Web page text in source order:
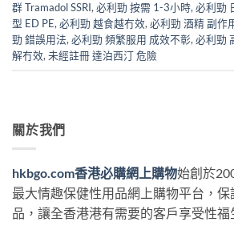
群 Tramadol SSRI, 必利勁 按需 1-3小時, 必利勁
型 ED PE, 必利勁 越食越冇效, 必利勁 酒精 副作
勁 錯誤用法, 必利勁 頻繁服用 成效不彰, 必利勁
解冇效, 未經註冊 達泊西汀 危險
關於我們
hkbgo.com香港必購網上購物始創於
最大情趣保健性用品網上購物平台，
品，讓全香港港有需要的客戶享受性福